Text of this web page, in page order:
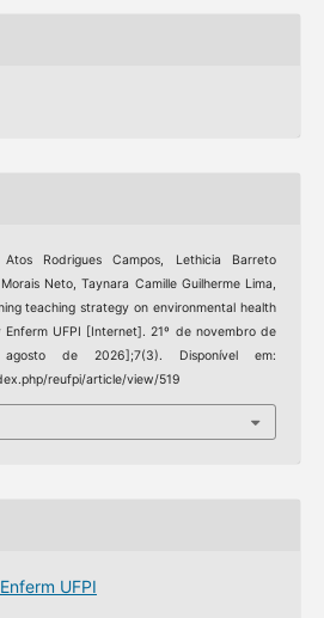
Atos Rodrigues Campos, Lethicia Barreto
Neto, Taynara Camille Guilherme Lima,
teaching strategy on environmental health
UFPI [Internet]. 21º de novembro de
de 2026];7(3). Disponível em:
reufpi/article/view/519
UFPI